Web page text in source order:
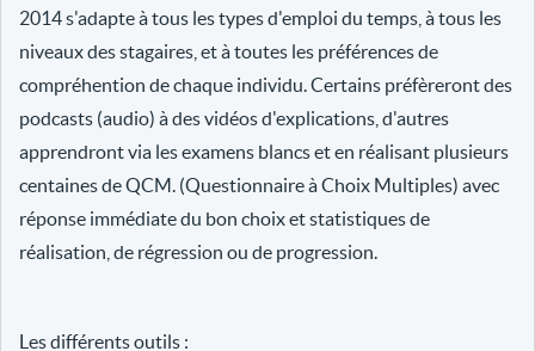
2014 s'adapte à tous les types d'emploi du temps, à tous les
niveaux des stagaires, et à toutes les préférences de
compréhention de chaque individu. Certains préfèreront des
podcasts (audio) à des vidéos d'explications, d'autres
apprendront via les examens blancs et en réalisant plusieurs
centaines de QCM. (Questionnaire à Choix Multiples) avec
réponse immédiate du bon choix et statistiques de
réalisation, de régression ou de progression.
Les différents outils :